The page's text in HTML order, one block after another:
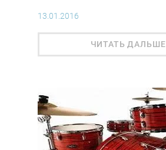
13.01.2016
ЧИТАТЬ ДАЛЬШЕ